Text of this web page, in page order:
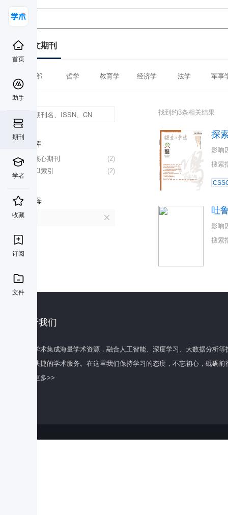
首页
助手
期刊
学者
收藏
订阅
文件
中文期刊
全部 哲学 教育学 经济学 法学 军事
数据库
(2)
北大核心期刊
(2)
CSSCI索引
首字母
T
找到约3条相关结果
探
影响
搜索
吐
影响
搜索
关于我们
百度学术集成海量学术资源，融合人工智能、深度学习、大数据分析
全面快捷的学术服务。在这里我们保持学习的态度，不忘初心，砥砺前
了解更多>>